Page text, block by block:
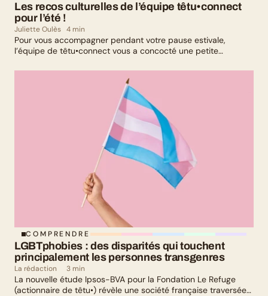
Les recos culturelles de l’équipe têtu•connect
pour l’été !
Juliette Oulès 4 min
Pour vous accompagner pendant votre pause estivale,
l’équipe de têtu•connect vous a concocté une petite
culturelle : il y en a pour tous les goûts !
COMPRENDRE
LGBTphobies : des disparités qui touchent
principalement les personnes transgenres
La rédaction 3 min
La nouvelle étude Ipsos-BVA pour la Fondation Le Refuge
(actionnaire de têtu•) révèle une société française traversée